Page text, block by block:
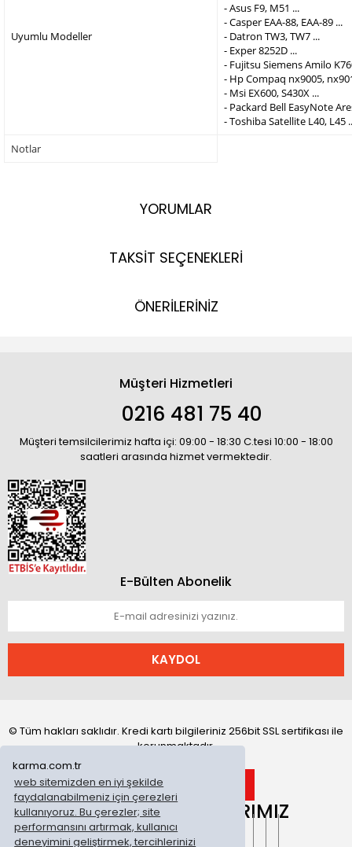
karma.com.tr
web sitemizden en iyi şekilde
faydalanabilmeniz için çerezleri
kullanıyoruz. Bu çerezler; site
performansını artırmak, kullanıcı
deneyimini geliştirmek, tercihlerinizi
Uyumlu Modeller
- Asus F9, M51 ...
- Casper EAA-88, EAA-89 ...
- Datron TW3, TW7 ...
- Exper 8252D ...
- Fujitsu Siemens Amilo
- Hp Compaq nx9005,
- Msi EX600, S430X ...
- Packard Bell EasyNote
- Toshiba Satellite L40, L45
Notlar
YORUMLAR
TAKSİT SEÇENEKLERİ
ÖNERİLERİNİZ
Müşteri Hizmetleri
0216 481 75 40
Müşteri temsilcilerimiz hafta içi: 09:00 - 18:30 C.tesi 10:00 - 18:00
saatleri arasında hizmet vermektedir.
E-Bülten Abonelik
KAYDOL
© Tüm hakları saklıdır. Kredi kartı bilgileriniz 256bit SSL sertifikası ile
korunmaktadır.
ONLİNE MAĞAZALARIMIZ